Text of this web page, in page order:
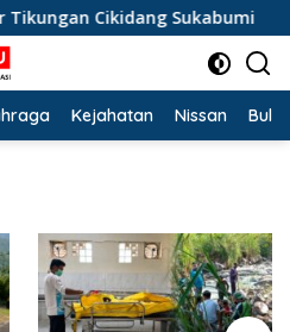
Cikidang Sukabumi
Kejahatan Nissan